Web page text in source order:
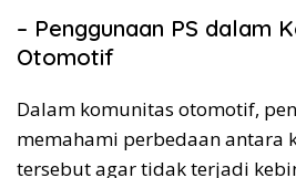
– Penggunaan PS dalam
Otomotif
Dalam komunitas otomotif,
memahami perbedaan antara
tersebut agar tidak terjadi